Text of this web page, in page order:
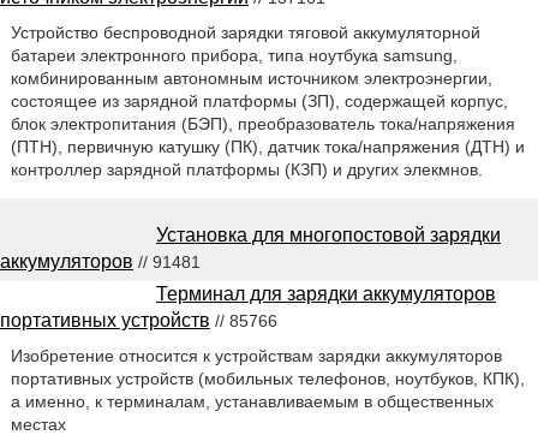
Устройство беспроводной зарядки тяговой аккумуляторной
батареи электронного прибора, типа ноутбука samsung,
комбинированным автономным источником электроэнергии,
состоящее из зарядной платформы (ЗП), содержащей корпус,
блок электропитания (БЭП), преобразователь тока/напряжения
(ПТН), первичную катушку (ПК), датчик тока/напряжения (ДТН) и
контроллер зарядной платформы (КЗП) и других элекмнов.
Установка для многопостовой зарядки
аккумуляторов // 91481
Терминал для зарядки аккумуляторов
портативных устройств // 85766
Изобретение относится к устройствам зарядки аккумуляторов
портативных устройств (мобильных телефонов, ноутбуков, КПК),
а именно, к терминалам, устанавливаемым в общественных
местах